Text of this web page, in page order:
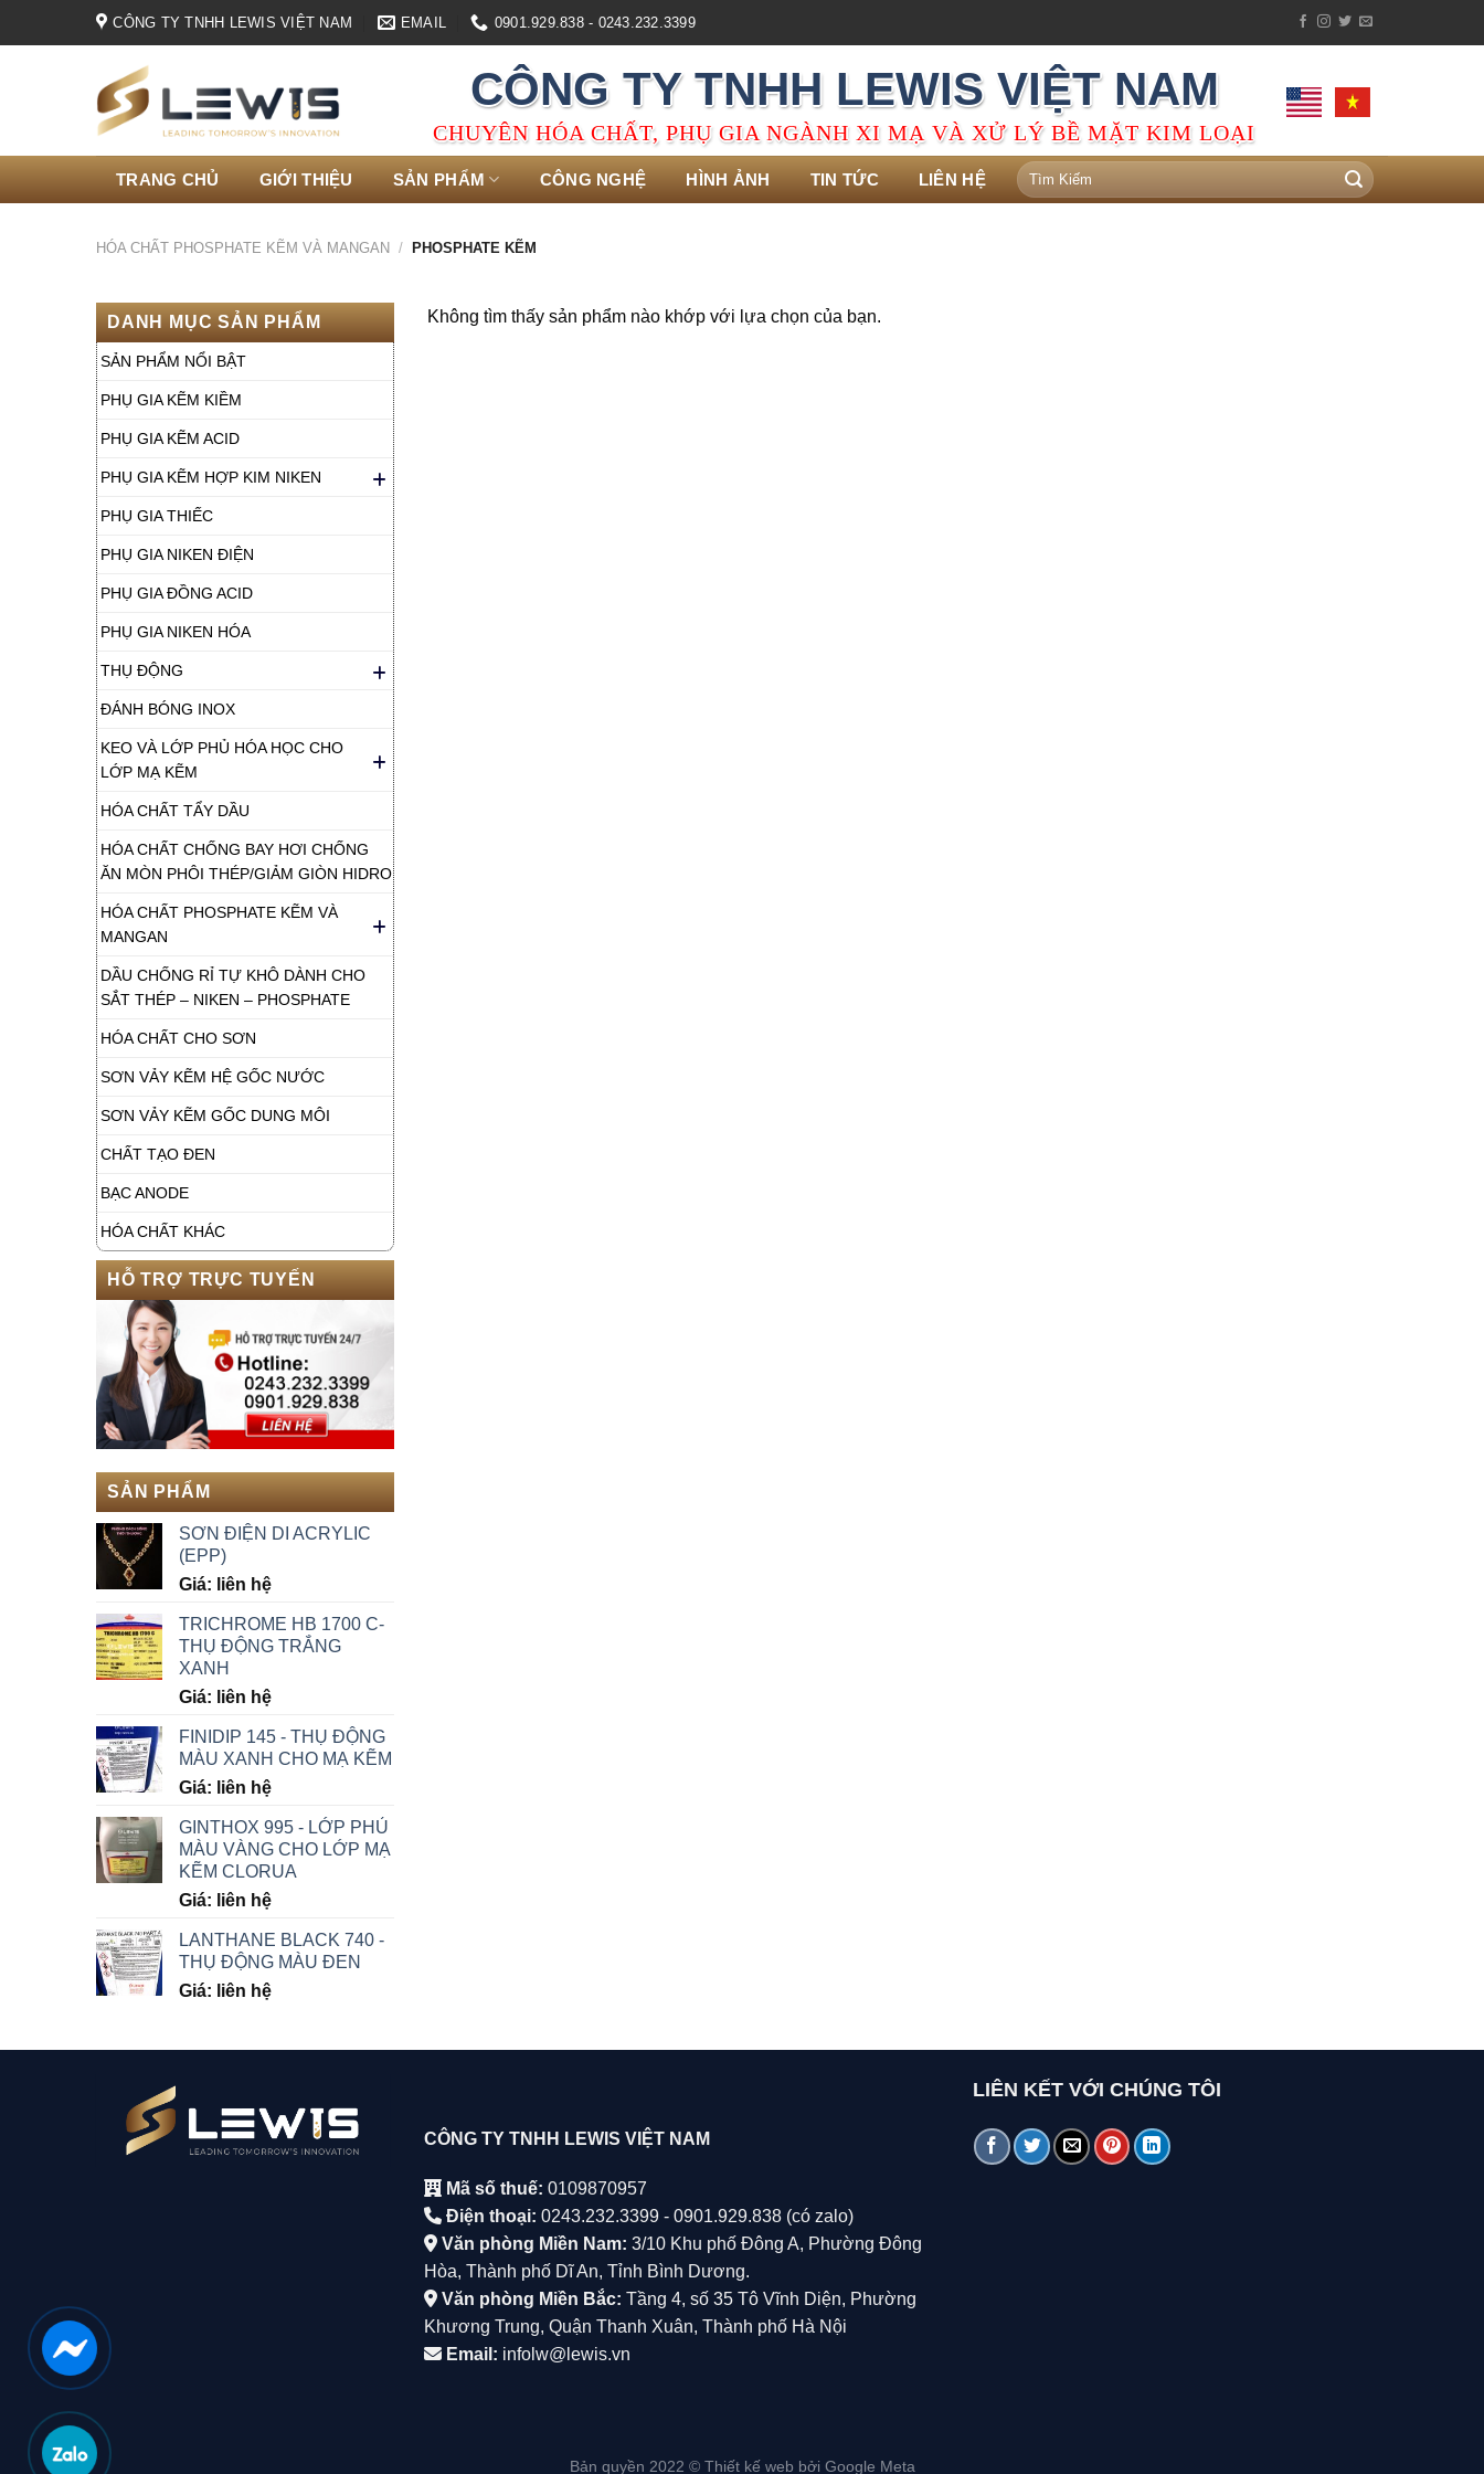
CÔNG TY TNHH LEWIS VIỆT NAM EMAIL 0901.929.838 - 0243.232.3399
CÔNG TY TNHH LEWIS VIỆT NAM
CHUYÊN HÓA CHẤT, PHỤ GIA NGÀNH XI MẠ VÀ XỬ LÝ BỀ MẶT KIM LOẠI
TRANG CHỦ GIỚI THIỆU SẢN PHẨM CÔNG NGHỆ HÌNH ẢNH TIN TỨC LIÊN HỆ
Tìm
kiếm:
HÓA CHẤT PHOSPHATE KẼM VÀ MANGAN / PHOSPHATE KẼM
DANH MỤC SẢN PHẨM
SẢN PHẨM NỔI BẬT
PHỤ GIA KẼM KIỀM
PHỤ GIA KẼM ACID
PHỤ GIA KẼM HỢP KIM NIKEN
PHỤ GIA THIẾC
PHỤ GIA NIKEN ĐIỆN
PHỤ GIA ĐỒNG ACID
PHỤ GIA NIKEN HÓA
THỤ ĐỘNG
ĐÁNH BÓNG INOX
KEO VÀ LỚP PHỦ HÓA HỌC CHO
LỚP MẠ KẼM
HÓA CHẤT TẨY DẦU
HÓA CHẤT CHỐNG BAY HƠI CHỐNG
ĂN MÒN PHÔI THÉP/GIẢM GIÒN HIDRO
HÓA CHẤT PHOSPHATE KẼM VÀ
MANGAN
DẦU CHỐNG RỈ TỰ KHÔ DÀNH CHO
SẮT THÉP – NIKEN – PHOSPHATE
HÓA CHẤT CHO SƠN
SƠN VẢY KẼM HỆ GỐC NƯỚC
SƠN VẢY KẼM GỐC DUNG MÔI
CHẤT TẠO ĐEN
BẠC ANODE
HÓA CHẤT KHÁC
HỖ TRỢ TRỰC TUYẾN
SẢN PHẨM
SƠN ĐIỆN DI ACRYLIC
(EPP)
Giá: liên hệ
TRICHROME HB 1700 C-
THỤ ĐỘNG TRẮNG
XANH
Giá: liên hệ
FINIDIP 145 - THỤ ĐỘNG
MÀU XANH CHO MẠ KẼM
Giá: liên hệ
GINTHOX 995 - LỚP PHỦ
MÀU VÀNG CHO LỚP MẠ
KẼM CLORUA
Giá: liên hệ
LANTHANE BLACK 740 -
THỤ ĐỘNG MÀU ĐEN
Giá: liên hệ
Không tìm thấy sản phẩm nào khớp với lựa chọn của bạn.
CÔNG TY TNHH LEWIS VIỆT NAM
Mã số thuế: 0109870957
Điện thoại: 0243.232.3399 - 0901.929.838 (có zalo)
Văn phòng Miền Nam: 3/10 Khu phố Đông A, Phường Đông
Hòa, Thành phố Dĩ An, Tỉnh Bình Dương.
Văn phòng Miền Bắc: Tầng 4, số 35 Tô Vĩnh Diện, Phường
Khương Trung, Quận Thanh Xuân, Thành phố Hà Nội
Email: infolw@lewis.vn
LIÊN KẾT VỚI CHÚNG TÔI
Bản quyền 2022 © Thiết kế web bởi Google Meta